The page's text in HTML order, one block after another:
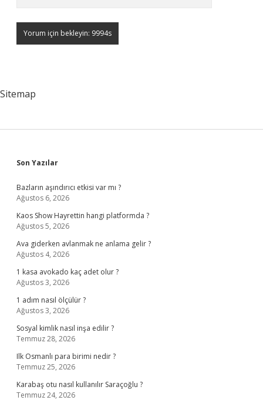
Sitemap
Sidebar
Son Yazılar
Bazların aşındırıcı etkisi var mı ?
Ağustos 6, 2026
Kaos Show Hayrettin hangi platformda ?
Ağustos 5, 2026
Ava giderken avlanmak ne anlama gelir ?
Ağustos 4, 2026
1 kasa avokado kaç adet olur ?
Ağustos 3, 2026
1 adım nasıl ölçülür ?
Ağustos 3, 2026
Sosyal kimlik nasıl inşa edilir ?
Temmuz 28, 2026
Ilk Osmanlı para birimi nedir ?
Temmuz 25, 2026
Karabaş otu nasıl kullanılır Saraçoğlu ?
Temmuz 24, 2026